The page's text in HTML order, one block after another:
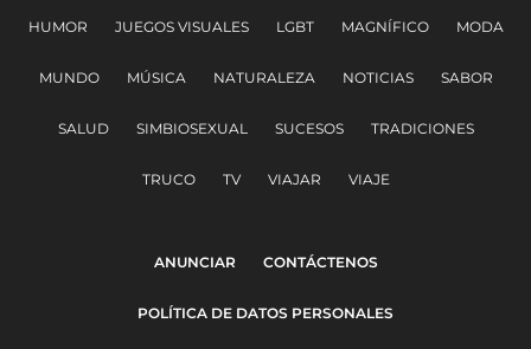
HUMOR JUEGOS VISUALES LGBT MAGNÍFICO MODA
MUNDO MÚSICA NATURALEZA NOTICIAS SABOR
SALUD SIMBIOSEXUAL SUCESOS TRADICIONES
TRUCO TV VIAJAR VIAJE
ANUNCIAR CONTÁCTENOS
POLÍTICA DE DATOS PERSONALES